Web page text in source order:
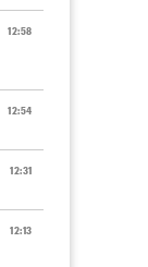
12:58
12:54
12:31
12:13